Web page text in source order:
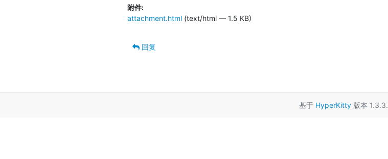
附件:
attachment.html (text/html — 1.5 KB)
回复
基于 HyperKitty 版本 1.3.3.